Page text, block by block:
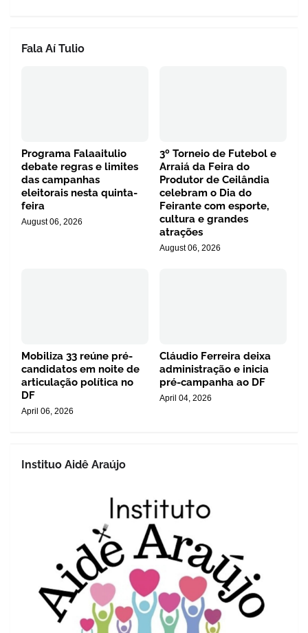
Fala Aí Tulio
Programa Falaaitulio
debate regras e limites
das campanhas
eleitorais nesta quinta-
feira
August 06, 2026
3º Torneio de Futebol e
Arraiá da Feira do
Produtor de Ceilândia
celebram o Dia do
Feirante com esporte,
cultura e grandes
atrações
August 06, 2026
Mobiliza 33 reúne pré-
candidatos em noite de
articulação política no
DF
April 06, 2026
Cláudio Ferreira deixa
administração e inicia
pré-campanha ao DF
April 04, 2026
Instituo Aidê Araújo